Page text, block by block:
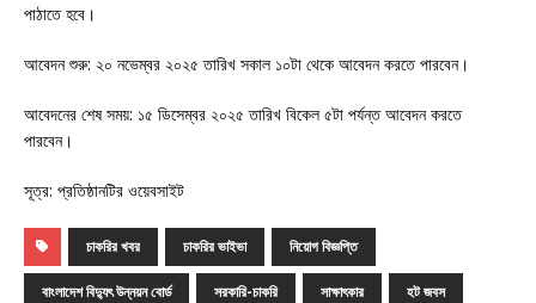
পাঠাতে হবে।
আবেদন শুরু: ২০ নভেম্বর ২০২৫ তারিখ সকাল ১০টা থেকে আবেদন করতে পারবেন।
আবেদনের শেষ সময়: ১৫ ডিসেম্বর ২০২৫ তারিখ বিকেল ৫টা পর্যন্ত আবেদন করতে
পারবেন।
সূত্র: প্রতিষ্ঠানটির ওয়েবসাইট
চাকরির খবর চাকরির ভাইভা নিয়োগ বিজ্ঞপ্তি
বাংলাদেশ বিদ্যুৎ উন্নয়ন বোর্ড সরকারি-চাকরি সাক্ষাৎকার হট জবস